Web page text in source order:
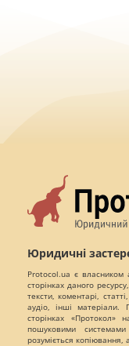
Юридичні
Protocol.ua є власником
сторінках даного
тексти, коментарі,
аудіо, інші матеріали.
сторінках «Протокол»
пошуковими
розуміється копіювання,